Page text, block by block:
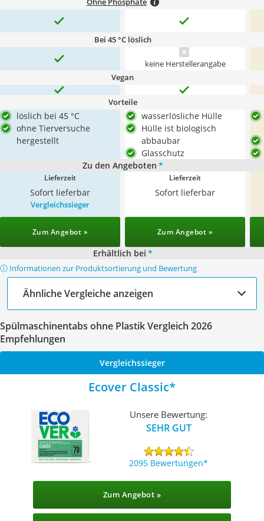
Bei 45 °C löslich
keine Herstellerangabe
Vegan
Vorteile
löslich bei 45 °C
ohne Tierversuche
hergestellt
wasserlösliche Hülle
Hülle ist biologisch
abbaubar
Glasschutz
Zu den Angeboten *
Lieferzeit
Sofort lieferbar
Lieferzeit
Sofort lieferbar
Vergleichssieger
Zum Angebot » Zum Angebot »
Erhältlich bei *
ⓘ Informationen zur Produktsortierung und Bewertung
Ähnliche Vergleiche anzeigen
Spülmaschinentabs ohne Plastik Vergleich 2026
Empfehlungen
Vergleichssieger
Ecover Classic
Unsere Bewertung:
SEHR GUT
2095 Bewertungen
Zum Angebot »